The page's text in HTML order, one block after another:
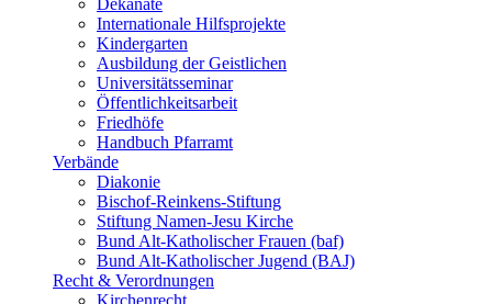
Dekanate
Internationale Hilfsprojekte
Kindergarten
Ausbildung der Geistlichen
Universitätsseminar
Öffentlichkeitsarbeit
Friedhöfe
Handbuch Pfarramt
Verbände
Diakonie
Bischof-Reinkens-Stiftung
Stiftung Namen-Jesu Kirche
Bund Alt-Katholischer Frauen (baf)
Bund Alt-Katholischer Jugend (BAJ)
Recht & Verordnungen
Kirchenrecht